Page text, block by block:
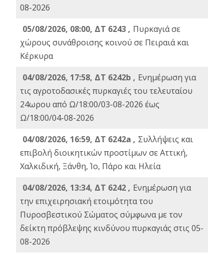
08-2026
05/08/2026, 08:00, ΔΤ 6243 , Πυρκαγιά σε
χώρους συνάθροισης κοινού σε Πειραιά και
Κέρκυρα
04/08/2026, 17:58, ΔΤ 6242b , Ενημέρωση για
τις αγροτοδασικές πυρκαγιές του τελευταίου
24ωρου από Ω/18:00/03-08-2026 έως
Ω/18:00/04-08-2026
04/08/2026, 16:59, ΔΤ 6242a , Συλλήψεις και
επιβολή διοικητικών προστίμων σε Αττική,
Χαλκιδική, Ξάνθη, Ίο, Πάρο και Ηλεία
04/08/2026, 13:34, ΔΤ 6242 , Ενημέρωση για
την επιχειρησιακή ετοιμότητα του
Πυροσβεστικού Σώματος σύμφωνα με τον
δείκτη πρόβλεψης κινδύνου πυρκαγιάς στις 05-
08-2026